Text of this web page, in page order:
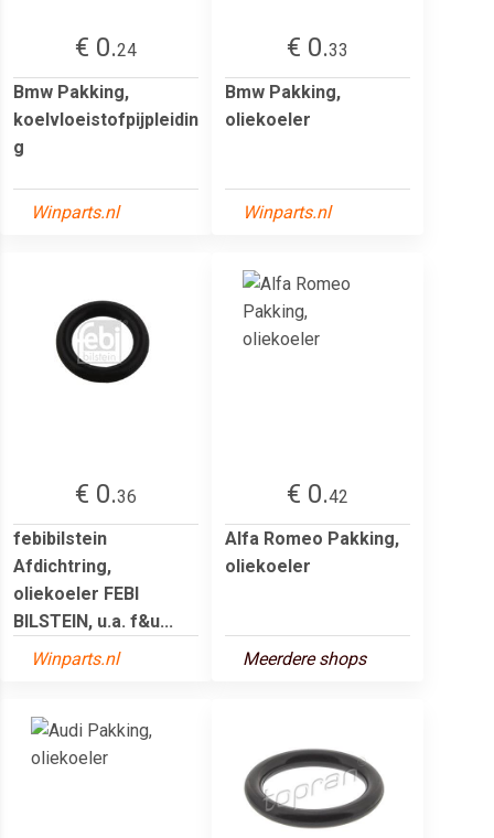
€ 0.24
Bmw Pakking,
koelvloeistofpijpleidin
g
Winparts.nl
€ 0.33
Bmw Pakking,
oliekoeler
Winparts.nl
€ 0.36
febibilstein
Afdichtring,
oliekoeler FEBI
BILSTEIN, u.a. f&u...
Winparts.nl
€ 0.42
Alfa Romeo Pakking,
oliekoeler
Meerdere shops